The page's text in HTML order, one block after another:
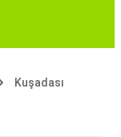
Kuşadası